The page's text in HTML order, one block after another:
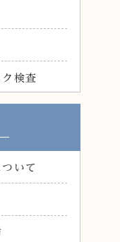
検査
いて